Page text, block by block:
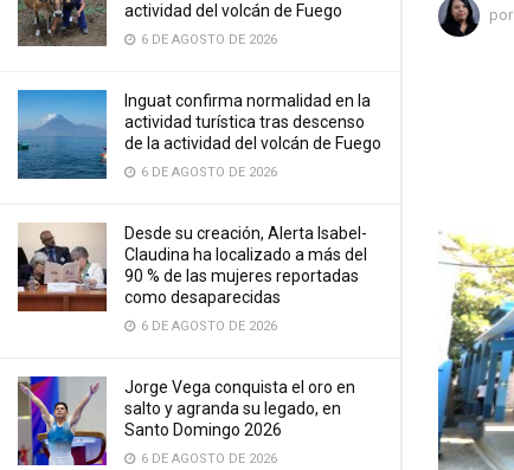
actividad del volcán de Fuego
6 DE AGOSTO DE 2026
Inguat confirma normalidad en la
actividad turística tras descenso
de la actividad del volcán de Fuego
6 DE AGOSTO DE 2026
Desde su creación, Alerta Isabel-
Claudina ha localizado a más del
90 % de las mujeres reportadas
como desaparecidas
6 DE AGOSTO DE 2026
Jorge Vega conquista el oro en
salto y agranda su legado, en
Santo Domingo 2026
6 DE AGOSTO DE 2026
por